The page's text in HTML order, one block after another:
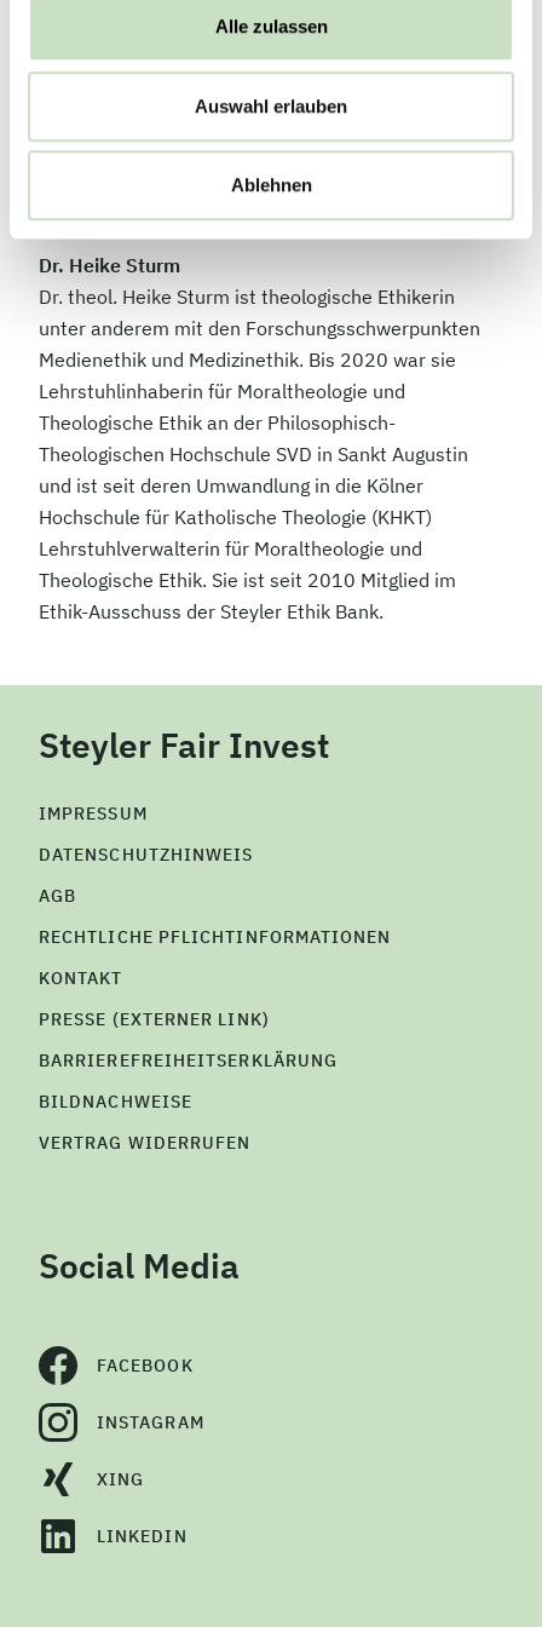
Alle zulassen
Auswahl erlauben
Ablehnen
seiner Ausbildung als Bankkaufmann war Renker
über vier Jahrzehnte lang bei der Deutschen Bank
übernahm. Für zwei Jahre, von Mai 2017 bis März
2019, war er Vorsitzender des Vorstandes der
Privatbank Sal. Oppenheim und ist seit 2023 Mitglied
des Gesellschafterbeirats der Steyler Ethik Bank.
Dr. Heike Sturm
Dr. theol. Heike Sturm ist theologische Ethikerin
unter anderem mit den Forschungsschwerpunkten
Medienethik und Medizinethik. Bis 2020 war sie
Lehrstuhlinhaberin für Moraltheologie und
Theologische Ethik an der Philosophisch-
Theologischen Hochschule SVD in Sankt Augustin
und ist seit deren Umwandlung in die Kölner
Hochschule für Katholische Theologie (KHKT)
Lehrstuhlverwalterin für Moraltheologie und
Theologische Ethik. Sie ist seit 2010 Mitglied im
Ethik-Ausschuss der Steyler Ethik Bank.
Steyler Fair Invest
IMPRESSUM
DATENSCHUTZHINWEIS
AGB
RECHTLICHE PFLICHTINFORMATIONEN
KONTAKT
PRESSE (EXTERNER LINK)
BARRIEREFREIHEITSERKLÄRUNG
BILDNACHWEISE
VERTRAG WIDERRUFEN
Social Media
FACEBOOK
INSTAGRAM
XING
LINKEDIN